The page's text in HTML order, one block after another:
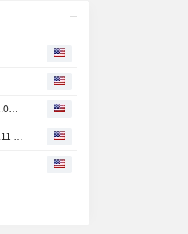
Earnings Flash (TRLV) Trulieve Cannabis Corp. Reports Q2 Revenue $271.0M, vs. FactSet Est of $268.5M
Earnings Flash (TRLV) Trulieve Cannabis Corp. Posts Q2 Adjusted EPS $0.11 per Share, vs. FactSet Est of $0.03